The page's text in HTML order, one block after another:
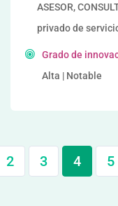
ASESOR,
privado de
Grado de
Alta | Notable
2 3 4 5